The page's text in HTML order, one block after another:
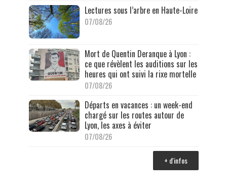
Lectures sous l’arbre en Haute-Loire
07/08/26
Mort de Quentin Deranque à Lyon :
ce que révèlent les auditions sur les
heures qui ont suivi la rixe mortelle
07/08/26
Départs en vacances : un week-end
chargé sur les routes autour de
Lyon, les axes à éviter
07/08/26
+ d'infos